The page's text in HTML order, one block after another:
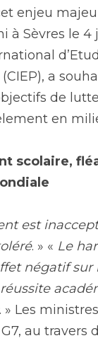
enjeu
à Sèvres le 4
a
de
en
scolaire,
est
. » « Le
négatif sur
. » Les
au travers